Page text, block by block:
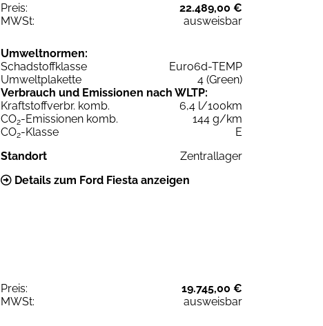
Preis:
22.489,00 €
MWSt:
ausweisbar
Umweltnormen:
Schadstoffklasse
Euro6d-TEMP
Umweltplakette
4 (Green)
Verbrauch und Emissionen nach WLTP:
Kraftstoffverbr. komb.
6,4 l/100km
CO2-Emissionen komb.
144 g/km
CO2-Klasse
E
Standort
Zentrallager
Details zum Ford Fiesta anzeigen
Preis:
19.745,00 €
MWSt:
ausweisbar